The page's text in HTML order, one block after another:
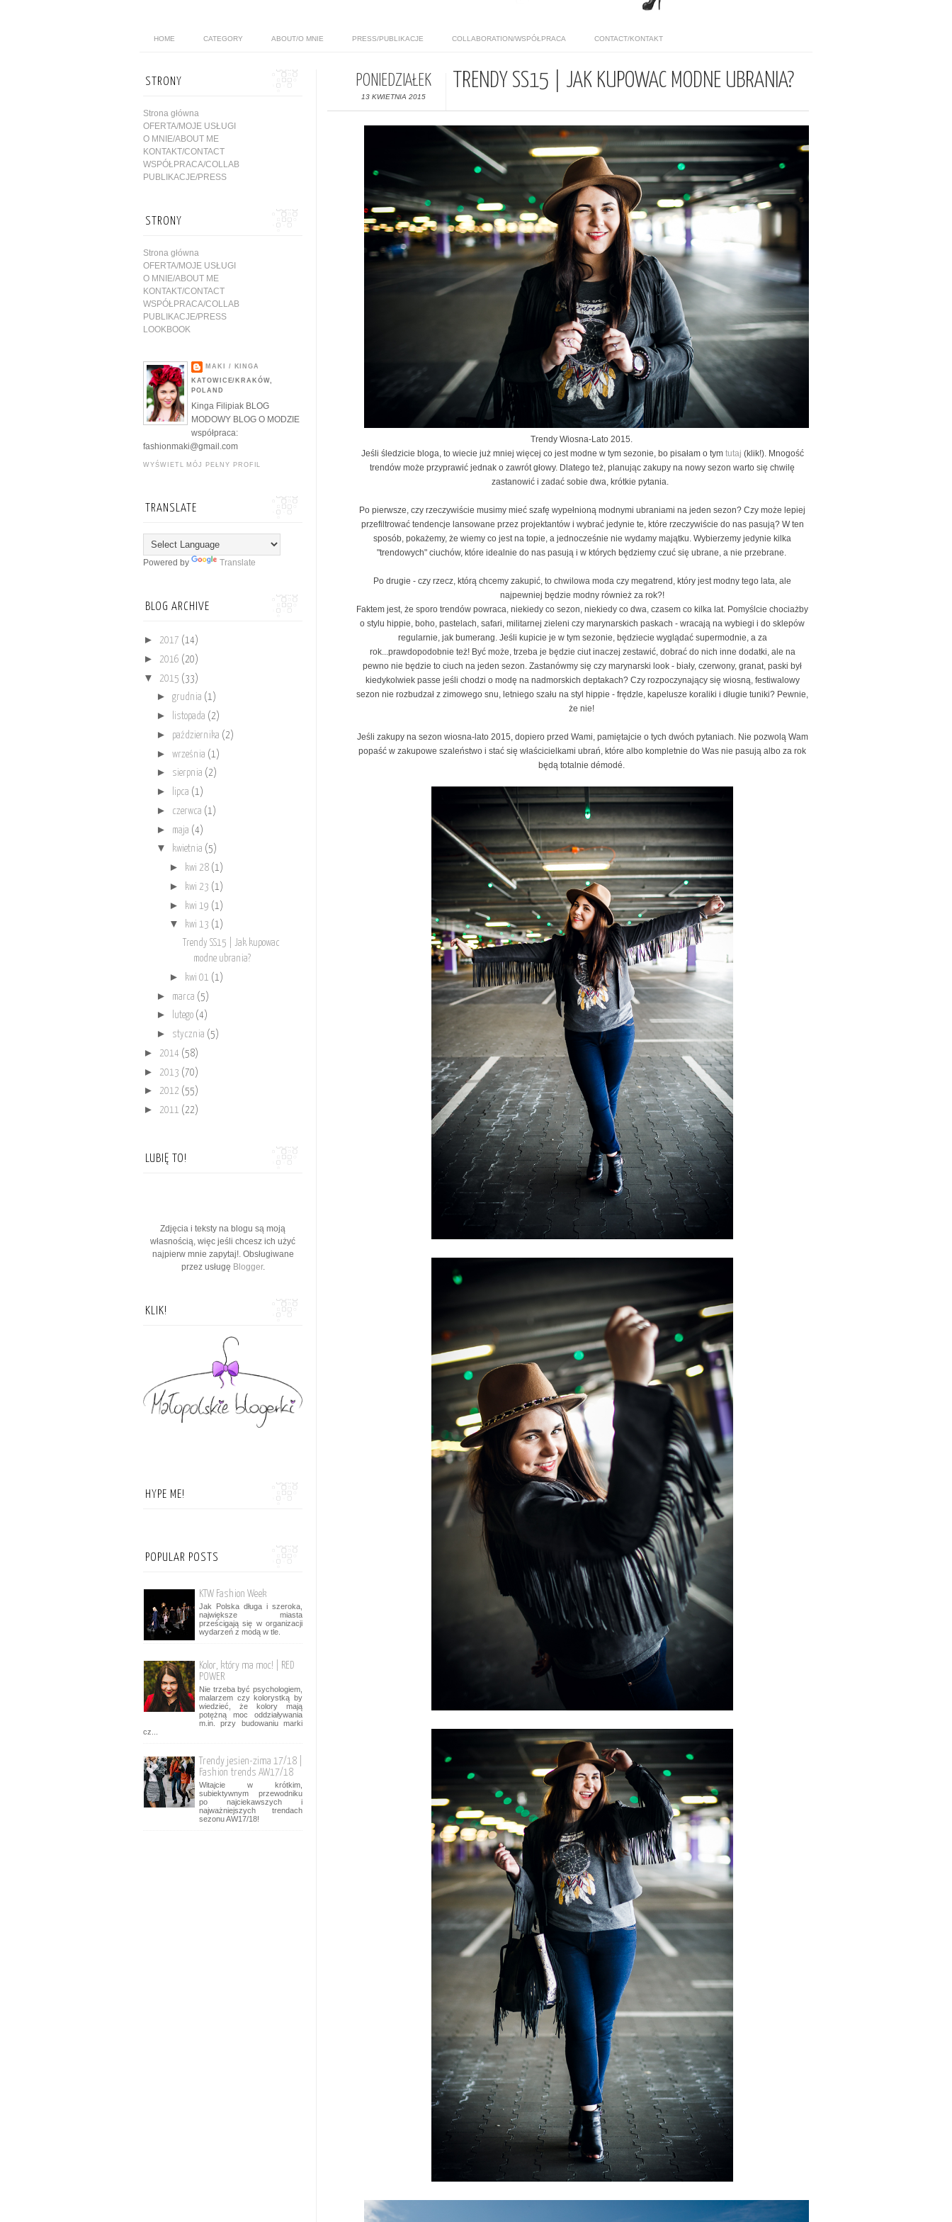
HOME CATEGORY ABOUT/O MNIE PRESS/PUBLIKACJE COLLABORATION/WSPÓŁPRACA CONTACT/KONTAKT
PONIEDZIAŁEK
13 KWIETNIA 2015
TRENDY SS15 | JAK KUPOWAC MODNE UBRANIA?
Trendy Wiosna-Lato 2015.
Jeśli śledzicie bloga, to wiecie już mniej więcej co jest modne w tym sezonie, bo pisałam o tym tutaj (klik!). Mnogość
trendów może przyprawić jednak o zawrót głowy. Dlatego też, planując zakupy na nowy sezon warto się chwilę
zastanowić i zadać sobie dwa, krótkie pytania.
Po pierwsze, czy rzeczywiście musimy mieć szafę wypełnioną modnymi ubraniami na jeden sezon? Czy może lepiej
przefiltrować tendencje lansowane przez projektantów i wybrać jedynie te, które rzeczywiście do nas pasują? W ten
sposób, pokażemy, że wiemy co jest na topie, a jednocześnie nie wydamy majątku. Wybierzemy jedynie kilka
"trendowych" ciuchów, które idealnie do nas pasują i w których będziemy czuć się ubrane, a nie przebrane.
Po drugie - czy rzecz, którą chcemy zakupić, to chwilowa moda czy megatrend, który jest modny tego lata, ale
najpewniej będzie modny również za rok?!
Faktem jest, że sporo trendów powraca, niekiedy co sezon, niekiedy co dwa, czasem co kilka lat. Pomyślcie chociażby
o stylu hippie, boho, pastelach, safari, militarnej zieleni czy marynarskich paskach - wracają na wybiegi i do sklepów
regularnie, jak bumerang. Jeśli kupicie je w tym sezonie, będziecie wyglądać supermodnie, a za
rok...prawdopodobnie też! Być może, trzeba je będzie ciut inaczej zestawić, dobrać do nich inne dodatki, ale na
pewno nie będzie to ciuch na jeden sezon. Zastanówmy się czy marynarski look - biały, czerwony, granat, paski był
kiedykolwiek passe jeśli chodzi o modę na nadmorskich deptakach? Czy rozpoczynający się wiosną, festiwalowy
sezon nie rozbudzał z zimowego snu, letniego szału na styl hippie - frędzle, kapelusze koraliki i długie tuniki? Pewnie,
że nie!
Jeśli zakupy na sezon wiosna-lato 2015, dopiero przed Wami, pamiętajcie o tych dwóch pytaniach. Nie pozwolą Wam
popaść w zakupowe szaleństwo i stać się właścicielkami ubrań, które albo kompletnie do Was nie pasują albo za rok
będą totalnie démodé.
STRONY
Strona główna
OFERTA/MOJE USŁUGI
O MNIE/ABOUT ME
KONTAKT/CONTACT
WSPÓŁPRACA/COLLAB
PUBLIKACJE/PRESS
STRONY
Strona główna
OFERTA/MOJE USŁUGI
O MNIE/ABOUT ME
KONTAKT/CONTACT
WSPÓŁPRACA/COLLAB
PUBLIKACJE/PRESS
LOOKBOOK
MAKI / KINGA
KATOWICE/KRAKÓW,
POLAND
Kinga Filipiak BLOG
MODOWY BLOG O MODZIE
współpraca:
fashionmaki@gmail.com
WYŚWIETL MÓJ PEŁNY PROFIL
TRANSLATE
Powered by Translate
BLOG ARCHIVE
► 2017 (14)
► 2016 (20)
▼ 2015 (33)
► grudnia (1)
► listopada (2)
► października (2)
► września (1)
► sierpnia (2)
► lipca (1)
► czerwca (1)
► maja (4)
▼ kwietnia (5)
► kwi 28 (1)
► kwi 23 (1)
► kwi 19 (1)
▼ kwi 13 (1)
Trendy SS15 | Jak kupowac
modne ubrania?
► kwi 01 (1)
► marca (5)
► lutego (4)
► stycznia (5)
► 2014 (58)
► 2013 (70)
► 2012 (55)
► 2011 (22)
LUBIĘ TO!
Zdjęcia i teksty na blogu są moją
własnością, więc jeśli chcesz ich użyć
najpierw mnie zapytaj!. Obsługiwane
przez usługę Blogger.
KLIK!
HYPE ME!
POPULAR POSTS
KTW Fashion Week
Jak Polska długa i szeroka,
największe miasta
prześcigają się w organizacji
wydarzeń z modą w tle.
Kolor, który ma moc! | RED
POWER
Nie trzeba być psychologiem,
malarzem czy kolorystką by
wiedzieć, że kolory mają
potężną moc oddziaływania
m.in. przy budowaniu marki
cz...
Trendy jesien-zima 17/18 |
Fashion trends AW17/18
Witajcie w krótkim,
subiektywnym przewodniku
po najciekawszych i
najważniejszych trendach
sezonu AW17/18!